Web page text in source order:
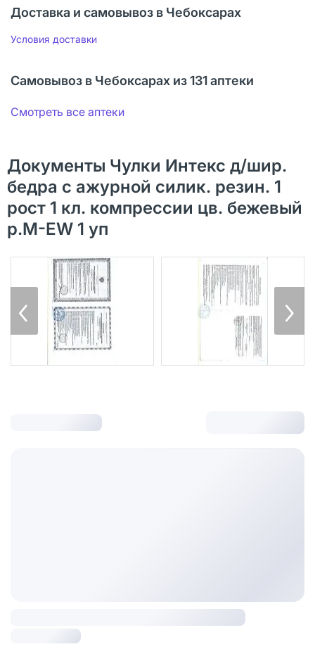
Доставка и самовывоз в Чебоксарах
Условия доставки
Самовывоз в Чебоксарах из 131 аптеки
Смотреть все аптеки
Документы Чулки Интекс д/шир.
бедра с ажурной силик. резин. 1
рост 1 кл. компрессии цв. бежевый
р.M-EW 1 уп